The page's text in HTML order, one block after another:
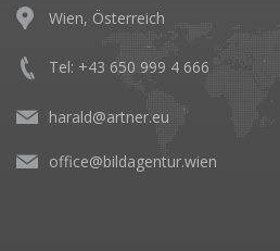
Wien, Österreich
Tel: +43 650 999 4 666
harald@artner.eu
office@bildagentur.wien